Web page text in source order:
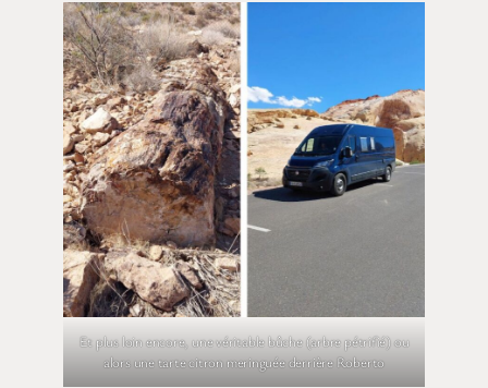
Et plus loin encore, une véritable bûche (arbre pétrifié) ou
alors une tarte citron meringuée derrière Roberto